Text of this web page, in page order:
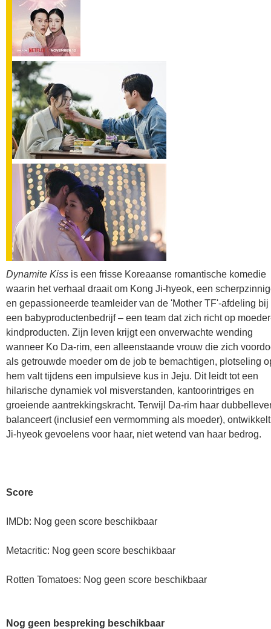
Dynamite Kiss is een frisse Koreaanse romantische komedie
waarin het verhaal draait om Kong Ji-hyeok, een
en gepassioneerde teamleider van de 'Mother TF'-afdeling bij
een babyproductenbedrijf – een team dat zich richt op
kindproducten. Zijn leven krijgt een onverwachte wending
wanneer Ko Da-rim, een alleenstaande vrouw die zich
als getrouwde moeder om de job te bemachtigen, plotseling
hem valt tijdens een impulsieve kus in Jeju. Dit leidt tot een
hilarische dynamiek vol misverstanden, kantoorintriges en
groeiende aantrekkingskracht. Terwijl Da-rim haar
balanceert (inclusief een vermomming als moeder), ontwikkelt
Ji-hyeok gevoelens voor haar, niet wetend van haar bedrog.
Score
IMDb: Nog geen score beschikbaar
Metacritic: Nog geen score beschikbaar
Rotten Tomatoes: Nog geen score beschikbaar
Nog geen bespreking beschikbaar